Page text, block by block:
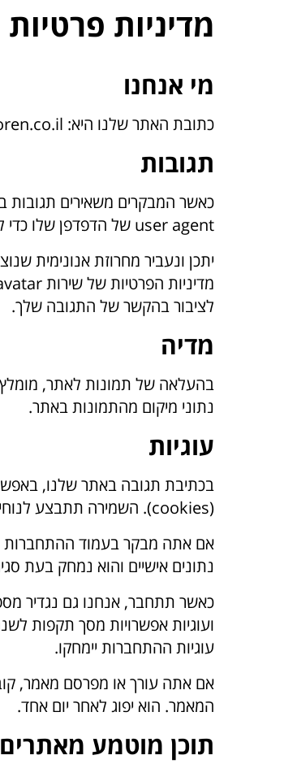
מדיניות פרטיות
מי אנחנו
כתובת האתר שלנו היא: https://www.sharonkoren.co.il.
תגובות
user agent של הדפדפן שלו כדי לסייע בזיהוי תגובות זבל.
לציבור בהקשר של התגובה שלך.
מדיה
נתוני מיקום מהתמונות באתר.
עוגיות
בכתיבת תגובה באתר שלנו,
(cookies). השמירה תתבצע לנוחיותך, על מנת שלא יהיה צורך למלא את הפרטים שלך שוב בכתיבת תגובה נוספת. קבצי העוגיות ישמרו לשנה.
אם אתה מבקר בעמוד ההתחברות
נתונים אישיים והוא נמחק בעת
כאשר תתחבר, אנחנו גם נגדיר
ועוגיות אפשרויות מסך תקפות
עוגיות ההתחברות יימחקו.
אם אתה עורך או מפרסם מאמר,
המאמר. הוא יפוג לאחר יום אחד.
תוכן מוטמע